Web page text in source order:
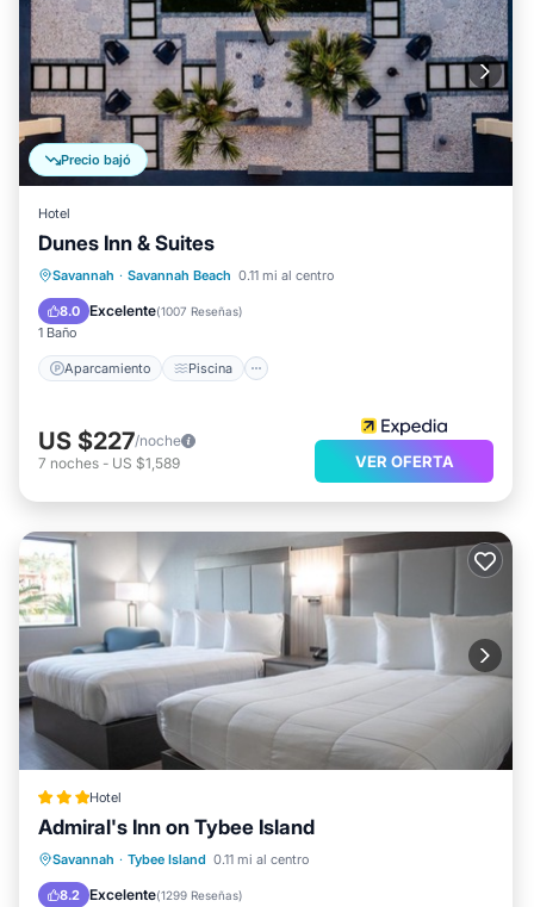
Precio bajó
Hotel
Dunes Inn & Suites
Savannah · Savannah Beach 0.11 mi al centro
8.0 Excelente(1007 Reseñas)
1 Baño
Aparcamiento Piscina
Aparcamiento
Piscina
Balcón/Terraza
US $227/noche
7 noches - US $1,589 VER OFERTA
Hotel
Admiral's Inn on Tybee Island
Savannah · Tybee Island 0.11 mi al centro
8.2 Excelente(1299 Reseñas)
Frente al mar Aparcamiento
Vista al mar